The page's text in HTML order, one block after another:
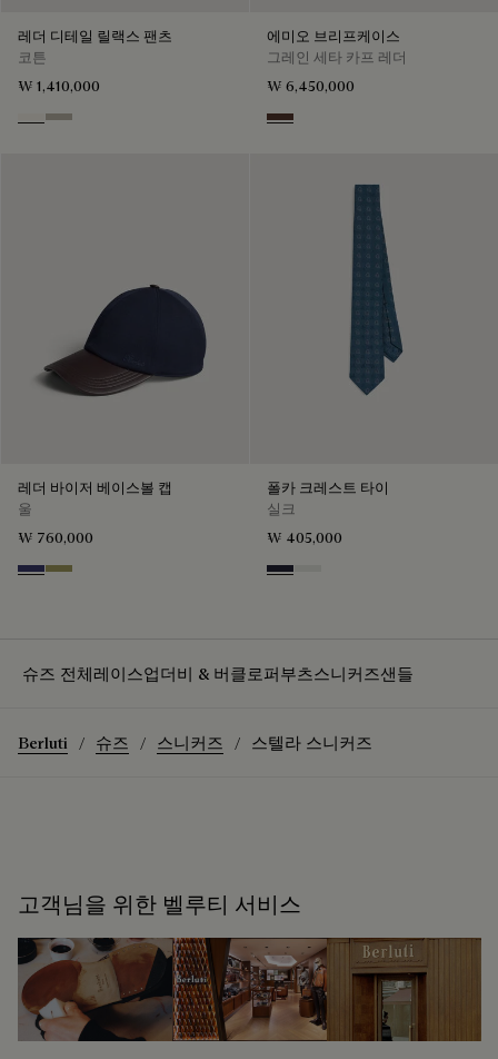
레더 디테일 릴랙스 팬츠
코튼
₩ 1,410,000
Butter Cream
Salvia
에미오 브리프케이스
그레인 세타 카프 레더
₩ 6,450,000
Soft Brown
레더 바이저 베이스볼 캡
울
₩ 760,000
MarineCitrus Green
폴카 크레스트 타이
실크
₩ 405,000
Cold Night Blue
슈즈 전체레이스업더비 & 버클로퍼부츠스니커즈샌들
Berluti 슈즈 스니커즈 스텔라 스니커즈
고객님을 위한 벨루티 서비스